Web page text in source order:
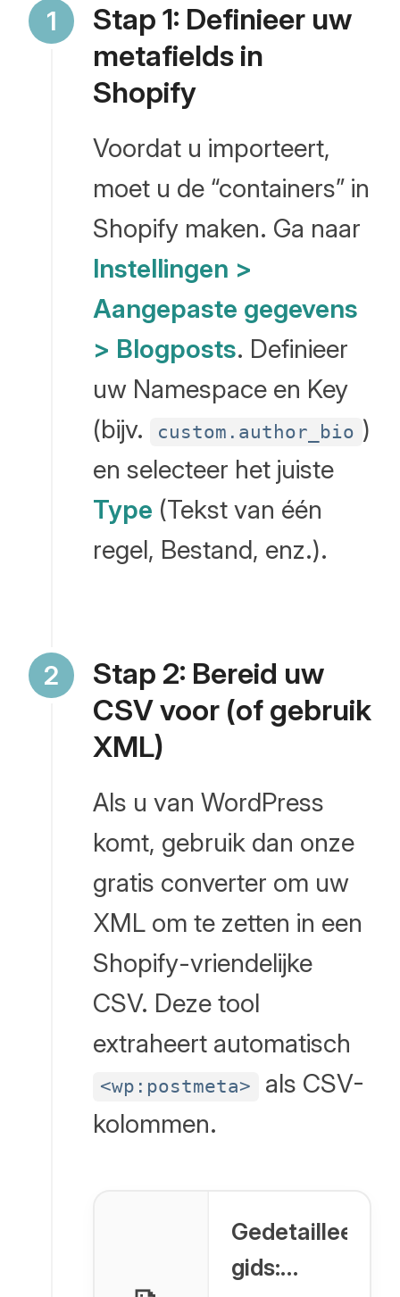
Stap 1: Definieer uw
metafields in
Shopify
Voordat u importeert,
moet u de “containers” in
Shopify maken. Ga naar
Instellingen >
Aangepaste gegevens
> Blogposts. Definieer
uw Namespace en Key
(bijv.
custom.author_bio )
en selecteer het juiste
Type (Tekst van één
regel, Bestand, enz.).
Stap 2: Bereid uw
CSV voor (of gebruik
XML)
Als u van WordPress
komt, gebruik dan onze
gratis converter om uw
XML om te zetten in een
Shopify-vriendelijke
CSV. Deze tool
extraheert automatisch
<wp:postmeta>
als CSV-
kolommen.
Gedetailleerde
gids: